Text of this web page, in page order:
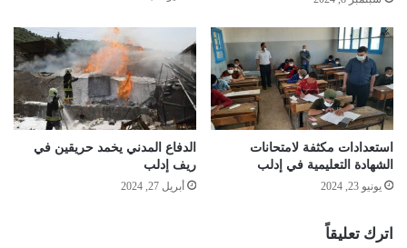
استعدادات مكثفة لامتحانات
الشهادة التعليمية في إدلب
يونيو 23, 2024
الدفاع المدني يخمد حريقين في
ريف إدلب
أبريل 27, 2024
اترك تعليقاً